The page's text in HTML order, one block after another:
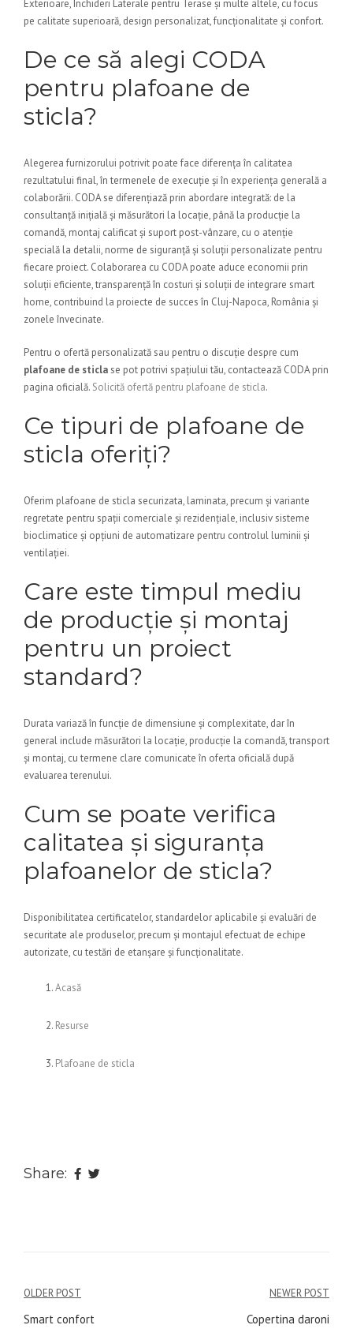
Exterioare, Închideri Laterale pentru Terase și multe altele, cu focus
pe calitate superioară, design personalizat, funcționalitate și confort.
De ce să alegi CODA
pentru plafoane de
sticla?
Alegerea furnizorului potrivit poate face diferența în calitatea
rezultatului final, în termenele de execuție și în experiența generală a
colaborării. CODA se diferențiază prin abordare integrată: de la
consultanță inițială și măsurători la locație, până la producție la
comandă, montaj calificat și suport post-vânzare, cu o atenție
specială la detalii, norme de siguranță și soluții personalizate pentru
fiecare proiect. Colaborarea cu CODA poate aduce economii prin
soluții eficiente, transparență în costuri și soluții de integrare smart
home, contribuind la proiecte de succes în Cluj-Napoca, România și
zonele învecinate.
Pentru o ofertă personalizată sau pentru o discuție despre cum
plafoane de sticlase pot potrivi spațiului tău, contactează CODA prin
pagina oficială. Solicită ofertă pentru plafoane de sticla.
Ce tipuri de plafoane de
sticla oferiți?
Oferim plafoane de sticla securizata, laminata, precum și variante
regretate pentru spații comerciale și rezidențiale, inclusiv sisteme
bioclimatice și opțiuni de automatizare pentru controlul luminii și
ventilației.
Care este timpul mediu
de producție și montaj
pentru un proiect
standard?
Durata variază în funcție de dimensiune și complexitate, dar în
general include măsurători la locație, producție la comandă, transport
și montaj, cu termene clare comunicate în oferta oficială după
evaluarea terenului.
Cum se poate verifica
calitatea și siguranța
plafoanelor de sticla?
Disponibilitatea certificatelor, standardelor aplicabile și evaluări de
securitate ale produselor, precum și montajul efectuat de echipe
autorizate, cu testări de etanșare și funcționalitate.
Acasă
Resurse
Plafoane de sticla
Share:
Navigare
în
OLDER POST
Smart confort
NEWER POST
Copertina daroni